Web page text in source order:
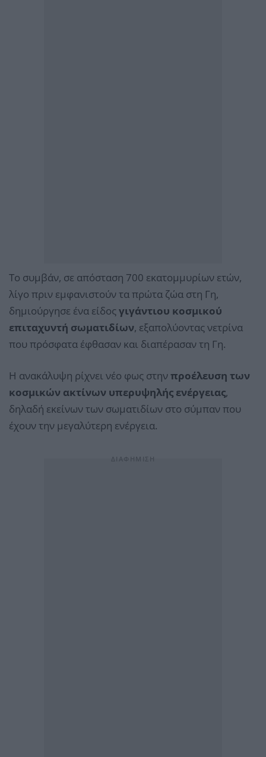
Το συμβάν, σε απόσταση 700 εκατομμυρίων ετών,
λίγο πριν εμφανιστούν τα πρώτα ζώα στη Γη,
δημιούργησε ένα είδος γιγάντιου κοσμικού
επιταχυντή σωματιδίων, εξαπολύοντας νετρίνα
που πρόσφατα έφθασαν και διαπέρασαν τη Γη.
Η ανακάλυψη ρίχνει νέο φως στηνπροέλευση των
κοσμικών ακτίνων υπερυψηλής ενέργειας,
δηλαδή εκείνων των σωματιδίων στο σύμπαν που
έχουν την μεγαλύτερη ενέργεια.